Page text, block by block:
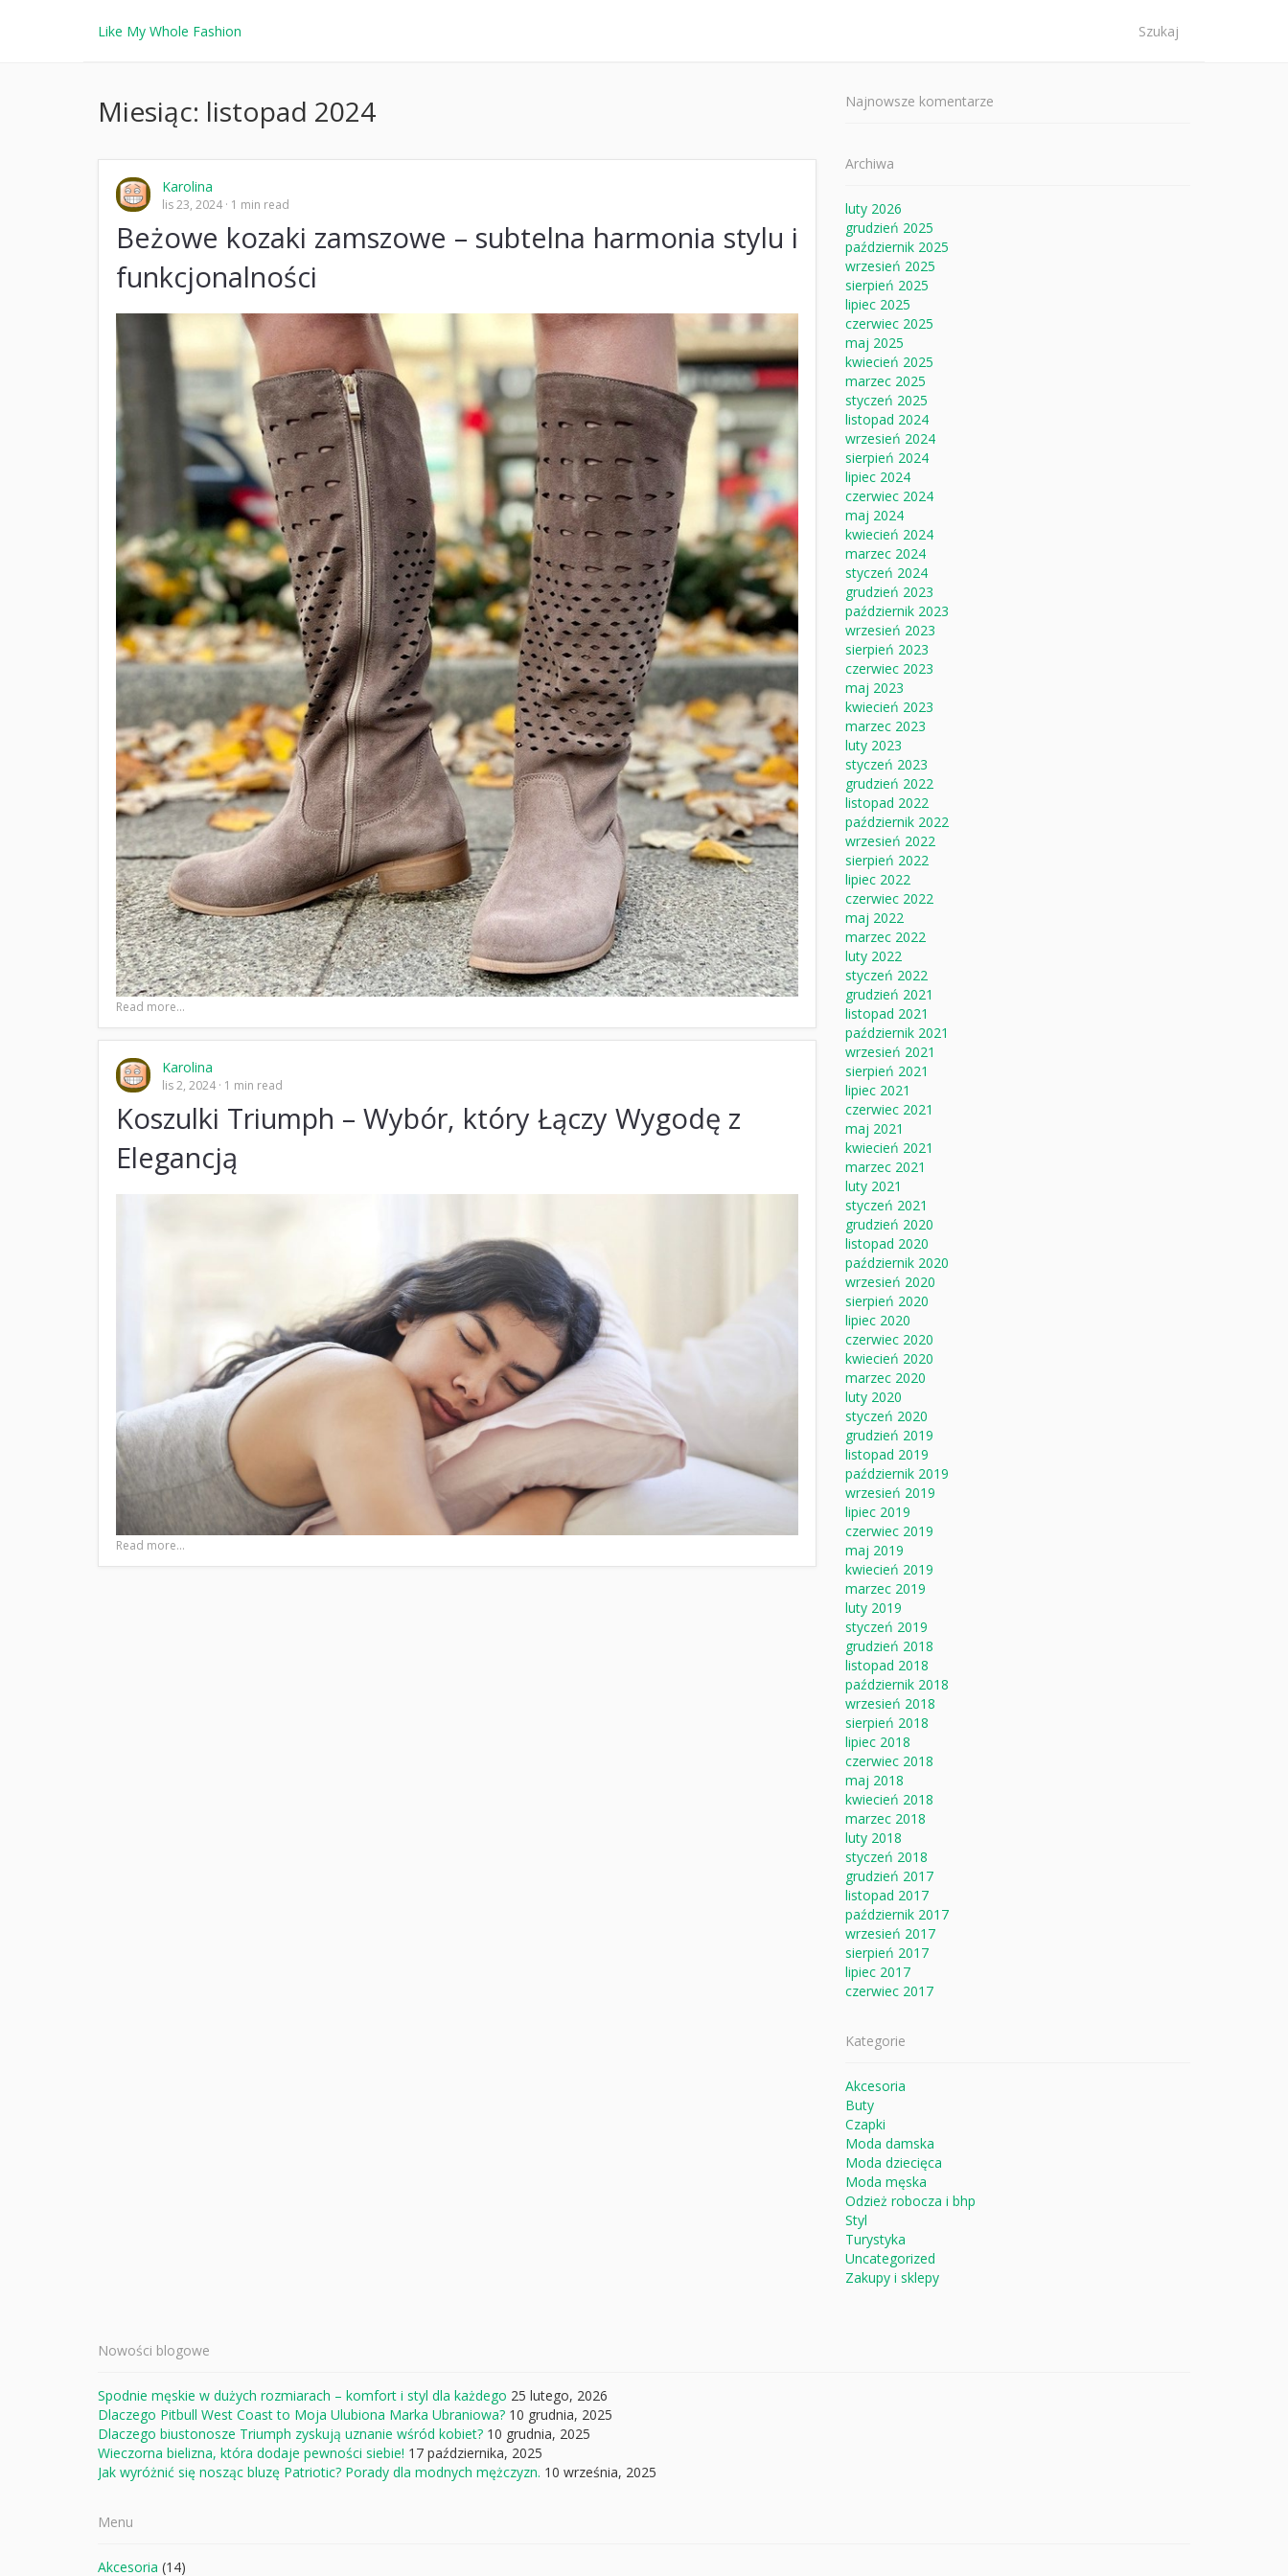
Like My Whole Fashion
Miesiąc: listopad 2024
Karolina
lis 23, 2024 1 min read
Beżowe kozaki zamszowe – subtelna harmonia stylu i
funkcjonalności
Read more...
Karolina
lis 2, 2024 1 min read
Koszulki Triumph – Wybór, który Łączy Wygodę z
Elegancją
Read more...
Najnowsze komentarze
Archiwa
luty 2026
grudzień 2025
październik 2025
wrzesień 2025
sierpień 2025
lipiec 2025
czerwiec 2025
maj 2025
kwiecień 2025
marzec 2025
styczeń 2025
listopad 2024
wrzesień 2024
sierpień 2024
lipiec 2024
czerwiec 2024
maj 2024
kwiecień 2024
marzec 2024
styczeń 2024
grudzień 2023
październik 2023
wrzesień 2023
sierpień 2023
czerwiec 2023
maj 2023
kwiecień 2023
marzec 2023
luty 2023
styczeń 2023
grudzień 2022
listopad 2022
październik 2022
wrzesień 2022
sierpień 2022
lipiec 2022
czerwiec 2022
maj 2022
marzec 2022
luty 2022
styczeń 2022
grudzień 2021
listopad 2021
październik 2021
wrzesień 2021
sierpień 2021
lipiec 2021
czerwiec 2021
maj 2021
kwiecień 2021
marzec 2021
luty 2021
styczeń 2021
grudzień 2020
listopad 2020
październik 2020
wrzesień 2020
sierpień 2020
lipiec 2020
czerwiec 2020
kwiecień 2020
marzec 2020
luty 2020
styczeń 2020
grudzień 2019
listopad 2019
październik 2019
wrzesień 2019
lipiec 2019
czerwiec 2019
maj 2019
kwiecień 2019
marzec 2019
luty 2019
styczeń 2019
grudzień 2018
listopad 2018
październik 2018
wrzesień 2018
sierpień 2018
lipiec 2018
czerwiec 2018
maj 2018
kwiecień 2018
marzec 2018
luty 2018
styczeń 2018
grudzień 2017
listopad 2017
październik 2017
wrzesień 2017
sierpień 2017
lipiec 2017
czerwiec 2017
Kategorie
Akcesoria
Buty
Czapki
Moda damska
Moda dziecięca
Moda męska
Odzież robocza i bhp
Styl
Turystyka
Uncategorized
Zakupy i sklepy
Nowości blogowe
Spodnie męskie w dużych rozmiarach – komfort i styl dla każdego 25 lutego, 2026
Dlaczego Pitbull West Coast to Moja Ulubiona Marka Ubraniowa? 10 grudnia, 2025
Dlaczego biustonosze Triumph zyskują uznanie wśród kobiet? 10 grudnia, 2025
Wieczorna bielizna, która dodaje pewności siebie! 17 października, 2025
Jak wyróżnić się nosząc bluzę Patriotic? Porady dla modnych mężczyzn. 10 września, 2025
Menu
Akcesoria (14)